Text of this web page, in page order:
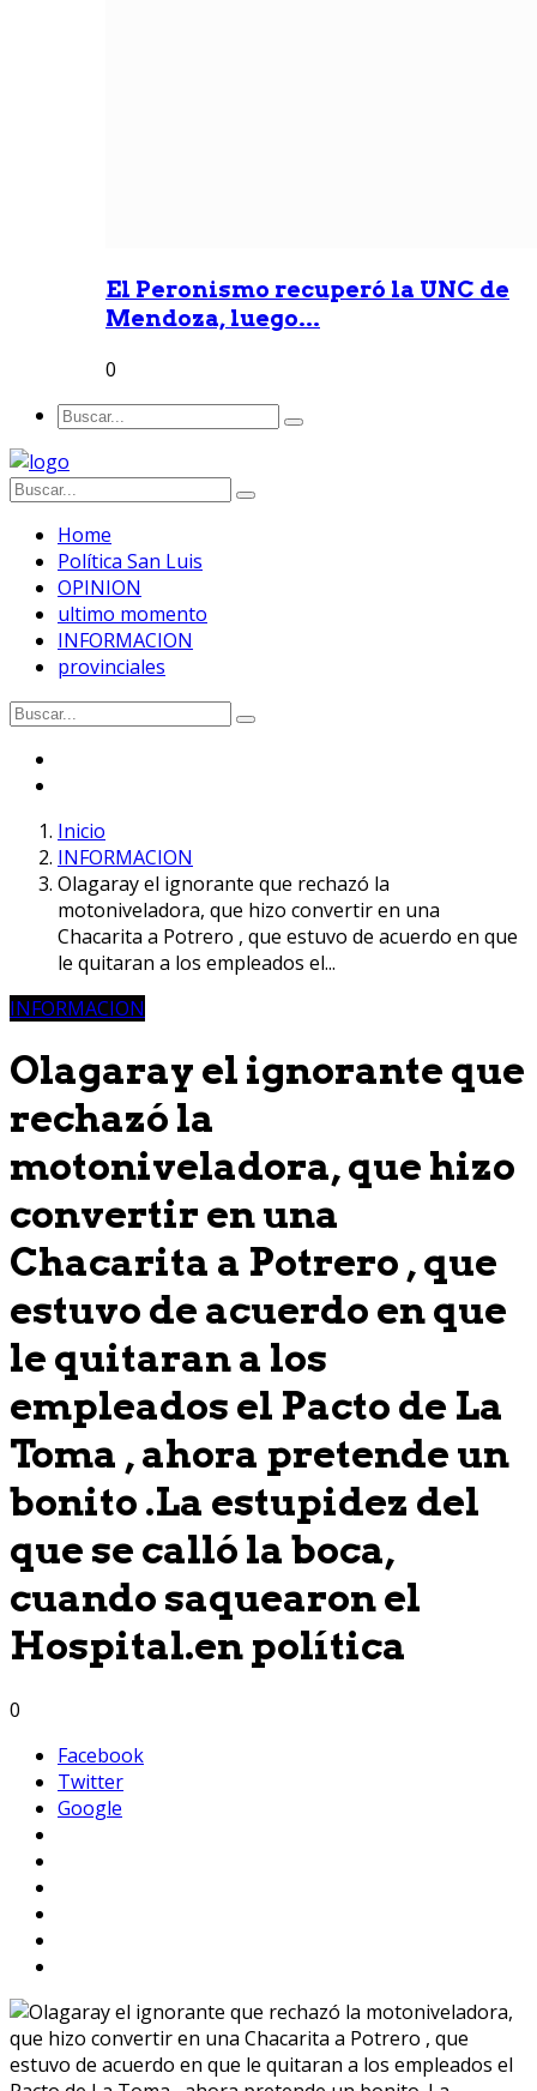
El Peronismo recuperó la UNC de
Mendoza, luego...
0
Home
Política San Luis
OPINION
ultimo momento
INFORMACION
provinciales
Inicio
INFORMACION
Olagaray el ignorante que rechazó la
motoniveladora, que hizo convertir en una
Chacarita a Potrero , que estuvo de acuerdo en que
le quitaran a los empleados el...
INFORMACION
Olagaray el ignorante que
rechazó la
motoniveladora, que hizo
convertir en una
Chacarita a Potrero , que
estuvo de acuerdo en que
le quitaran a los
empleados el Pacto de La
Toma , ahora pretende un
bonito .La estupidez del
que se calló la boca,
cuando saquearon el
Hospital.en política
0
Facebook
Twitter
Google